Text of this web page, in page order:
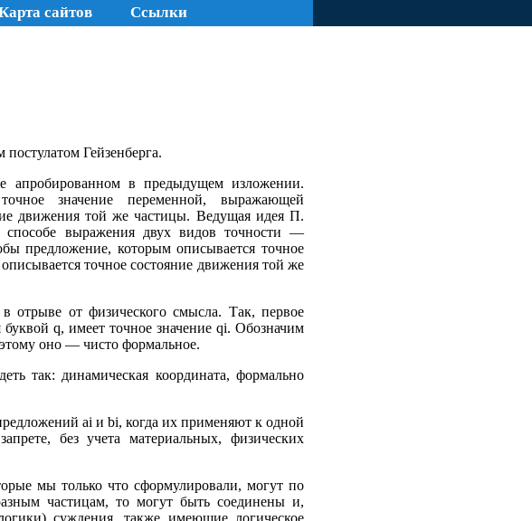
сайтов Ссылки
Гейзенберга.
апробированном в предыдущем изложении.
значение переменной, выражающей
движения той же частицы. Ведущая идея П.
способе выражения двух видов точности —
предложение, которым описывается точное
точное состояние движения той же
отрыве от физического смысла. Так, первое
q, имеет точное значение qi. Обозначим
оно — чисто формальное.
так: динамическая координата, формально
ai и bi, когда их применяют к одной
без учета материальных, физических
мы только что сформулировали, могут по
частицам, то могут быть соединены и,
суждения, также имеющие логическое